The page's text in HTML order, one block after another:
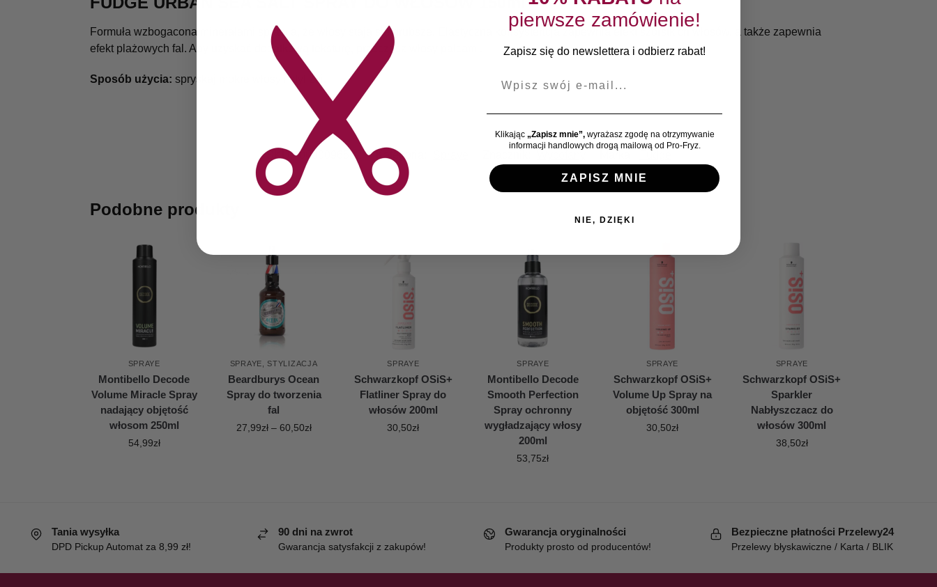
Formuła wzbogacona minerałami sprawia, że ​​włosy stają się grubsze. Elastyczna konsystencja zapewnia efekt szorstkich włosów, a także zapewnia
efekt plażowych fal. Aby uzyskać dodatkową teksturę, przeczesz włosy palcami.
Sposób użycia: spryskaj mokre włosy i stylizuj.
SKU: 0000096582 Kategoria:
Podobne produkty
SPRAYE
Montibello Decode
Volume Miracle Spray
nadający objętość
włosom 250ml
54,99zł
SPRAYE STYLIZACJA
Beardburys Ocean
Spray do tworzenia
fal
27,99zł – 60,50zł
SPRAYE
Schwarzkopf OSiS+
Flatliner Spray do
włosów 200ml
30,50zł
SPRAYE
Montibello Decode
Smooth Perfection
Spray ochronny
wygładzający włosy
200ml
53,75zł
SPRAYE
Schwarzkopf OSiS+
Volume Up Spray na
objętość 300ml
30,50zł
SPRAYE
Schwarzkopf OSiS+
Sparkler
Nabłyszczacz do
włosów 300ml
38,50zł
Tania wysyłka
DPD Pickup Automat za 8,99 zł!
90 dni na zwrot
Gwarancja satysfakcji z zakupów!
Gwarancja oryginalności
Produkty prosto od producentów!
Bezpieczne płatności Przelewy24
Przelewy błyskawiczne / Karta / BLIK
pierwsze zamówienie!
Zapisz się do newslettera i odbierz rabat!
Klikając „Zapisz mnie”,wyrażasz zgodę na otrzymywanie
informacji handlowych drogą mailową od Pro-Fryz.
ZAPISZ MNIE
NIE, DZIĘKI